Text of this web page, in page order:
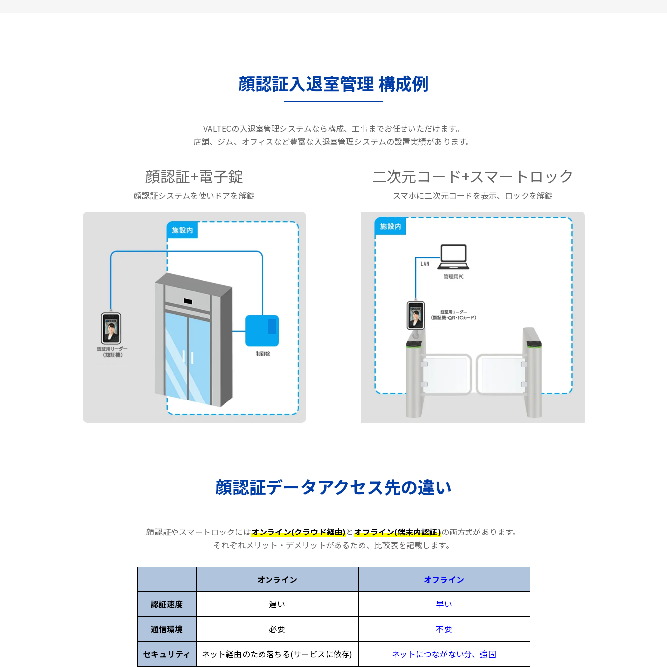
顔認証入退室管理 構成例
VALTECの入退室管理システムなら構成、工事までお任せいただけます。
店舗、ジム、オフィスなど豊富な入退室管理システムの設置実績があります。
顔認証+電子錠
顔認証システムを使いドアを解錠
二次元コード+スマートロック
スマホに二次元コードを表示、ロックを解錠
顔認証データアクセス先の違い
顔認証やスマートロックにはオンライン(クラウド経由)とオフライン(端末内認証)の両方式があります。
それぞれメリット・デメリットがあるため、比較表を記載します。
オンライン オフライン
認証速度 遅い 早い
通信環境 必要 不要
セキュリティ ネット経由のため落ちる(サービスに依存) ネットにつながない分、強固